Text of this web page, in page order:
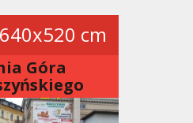
640x520 cm
Góra